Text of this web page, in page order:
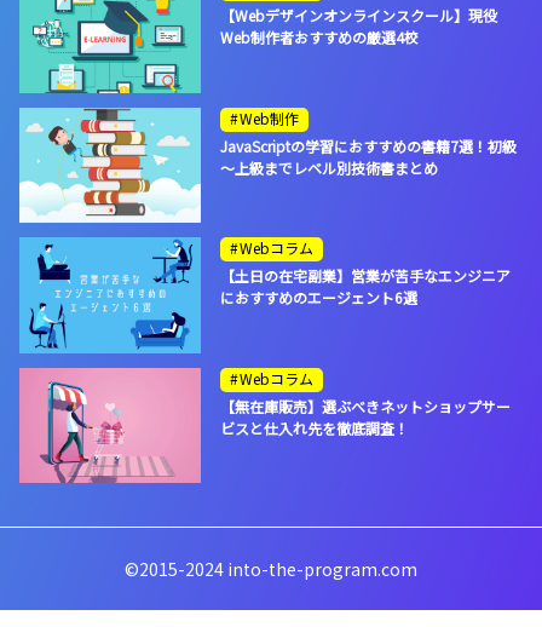
【Webデザインオンラインスクール】現役
Web制作者おすすめの厳選4校
Web制作
JavaScriptの学習におすすめの書籍7選！初級
～上級までレベル別技術書まとめ
Webコラム
【土日の在宅副業】営業が苦手なエンジニア
におすすめのエージェント6選
Webコラム
【無在庫販売】選ぶべきネットショップサー
ビスと仕入れ先を徹底調査！
©2015-2024 into-the-program.com